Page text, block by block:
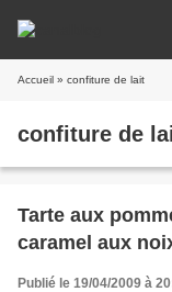
Accueil » confiture de lait
confiture de
Tarte aux
caramel aux
Publié le 19/04/2009 à